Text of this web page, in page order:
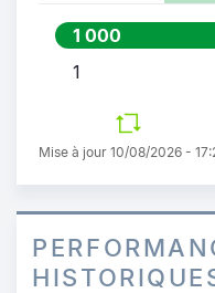
1 000
1
Mise à jour 10/08/2026 -